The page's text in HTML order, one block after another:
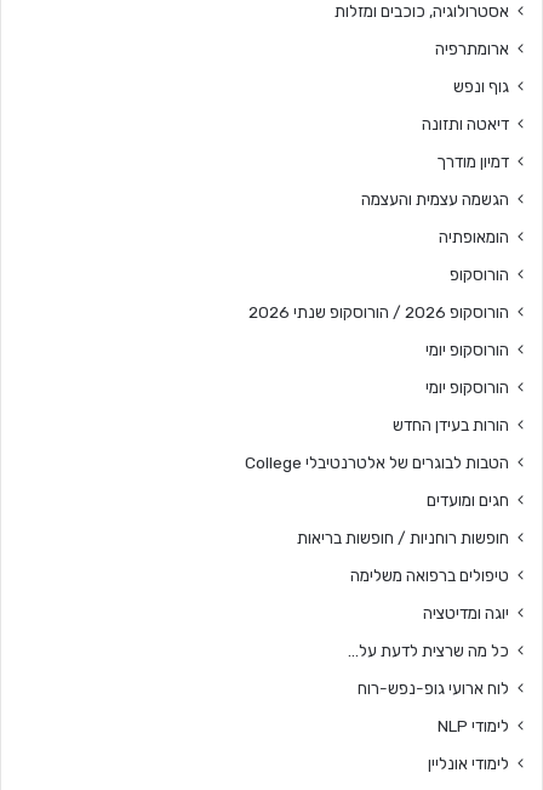
אסטרולוגיה, כוכבים ומזלות
ארומתרפיה
גוף ונפש
דיאטה ותזונה
דמיון מודרך
הגשמה עצמית והעצמה
הומאופתיה
הורוסקופ
הורוסקופ 2026 / הורוסקופ שנתי 2026
הורוסקופ יומי
הורוסקופ יומי
הורות בעידן החדש
הטבות לבוגרים של אלטרנטיבלי College
חגים ומועדים
חופשות רוחניות / חופשות בריאות
טיפולים ברפואה משלימה
יוגה ומדיטציה
כל מה שרצית לדעת על…
לוח ארועי גופ-נפש-רוח
לימודי NLP
לימודי אונליין